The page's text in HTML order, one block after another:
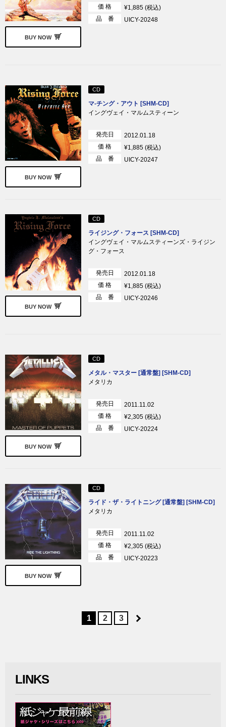
BUY NOW
価 格
¥1,885 (税込)
品 番
UICY-20248
BUY NOW
CD
マ-チング・アウト [SHM-CD]
イングヴェイ・マルムスティーン
発売日
2012.01.18
価 格
¥1,885 (税込)
品 番
UICY-20247
BUY NOW
CD
ライジング・フォース [SHM-CD]
イングヴェイ・マルムスティーンズ・ライジン
グ・フォース
発売日
2012.01.18
価 格
¥1,885 (税込)
品 番
UICY-20246
BUY NOW
CD
メタル・マスター [通常盤] [SHM-CD]
メタリカ
発売日
2011.11.02
価 格
¥2,305 (税込)
品 番
UICY-20224
BUY NOW
CD
ライド・ザ・ライトニング [通常盤] [SHM-CD]
メタリカ
発売日
2011.11.02
価 格
¥2,305 (税込)
品 番
UICY-20223
1 2 3
LINKS